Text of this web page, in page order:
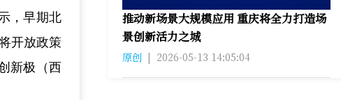
，早期北
开放政策
新极（西
推动新场景大规模应用 重庆将全力打造场
景创新活力之城
原创 | 2026-05-13 14:05:04